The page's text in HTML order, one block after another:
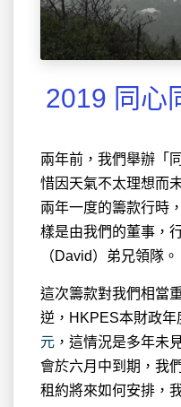
2019 同心
兩年前，我們舉辦「
惜因天氣不太理想而
兩年一度的籌款行時
樣是由我們的董事，
（David）弟兄領隊。
這次籌款對我們相當
逆，HKPES本財政年
元 ，這情況是多年未
會於六月中到期，我
租約將來如何安排，